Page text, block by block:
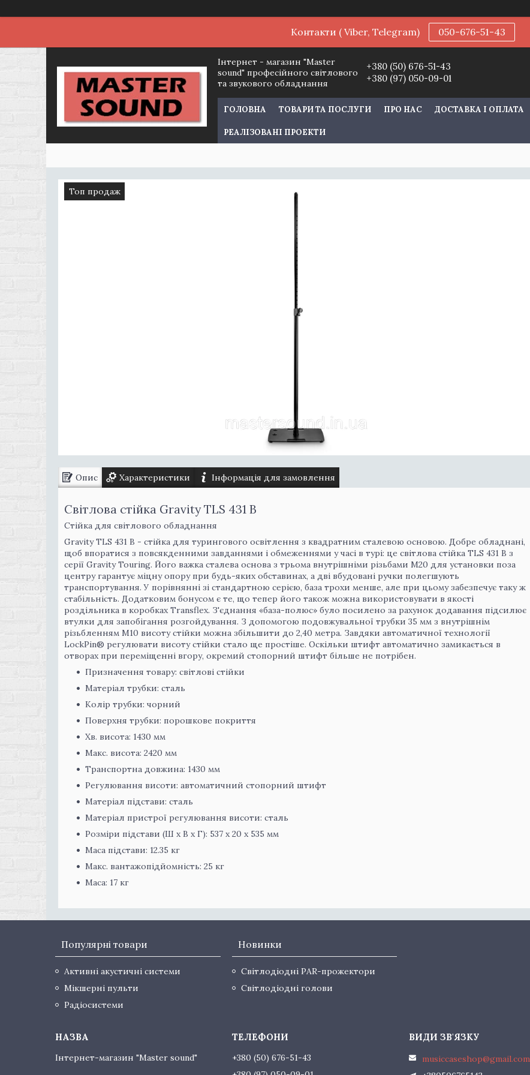
Контакти ( Viber, Telegram) 050-676-51-43
Інтернет - магазин "Master
sound" професійного світлового
та звукового обладнання
+380 (50) 676-51-43
+380 (97) 050-09-01
ГОЛОВНА ТОВАРИ ТА ПОСЛУГИ ПРО НАС ДОСТАВКА І ОПЛАТА
РЕАЛІЗОВАНІ ПРОЕКТИ
Топ продаж
Опис Характеристики Інформація для замовлення
Світлова стійка Gravity TLS 431 B
Стійка для світлового обладнання
Gravity TLS 431 B - стійка для турингового освітлення з квадратним сталевою основою. Добре обладнані,
щоб впоратися з повсякденними завданнями і обмеженнями у часі в турі: це світлова стійка TLS 431 B з
серії Gravity Touring. Його важка сталева основа з трьома внутрішніми різьбами M20 для установки поза
центру гарантує міцну опору при будь-яких обставинах, а дві вбудовані ручки полегшують
транспортування. У порівнянні зі стандартною серією, база трохи менше, але при цьому забезпечує таку ж
стабільність. Додатковим бонусом є те, що тепер його також можна використовувати в якості
роздільника в коробках Transflex. З'єднання «база-полюс» було посилено за рахунок додавання підсилює
втулки для запобігання розгойдування. З допомогою подовжувальної трубки 35 мм з внутрішнім
різьбленням M10 висоту стійки можна збільшити до 2,40 метра. Завдяки автоматичної технології
LockPin® регулювати висоту стійки стало ще простіше. Оскільки штифт автоматично замикається в
отворах при переміщенні вгору, окремий стопорний штифт більше не потрібен.
Призначення товару: світлові стійки
Матеріал трубки: сталь
Колір трубки: чорний
Поверхня трубки: порошкове покриття
Хв. висота: 1430 мм
Макс. висота: 2420 мм
Транспортна довжина: 1430 мм
Регулювання висоти: автоматичний стопорний штифт
Матеріал підстави: сталь
Матеріал пристрої регулювання висоти: сталь
Розміри підстави (Ш х В х Г): 537 x 20 x 535 мм
Маса підстави: 12.35 кг
Макс. вантажопідйомність: 25 кг
Маса: 17 кг
Популярні товари
Активні акустичні системи
Мікшерні пульти
Радіосистеми
Новинки
Світлодіодні PAR-прожектори
Світлодіодні голови
Інтернет-магазин "Master sound"
+380 (50) 676-51-43
musiccaseshop@gmail.com